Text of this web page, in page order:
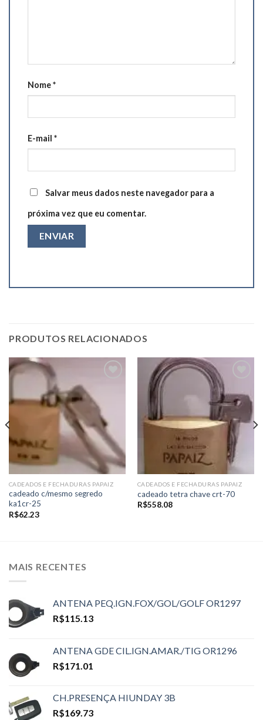
Nome*
E-mail *
Salvar meus dados neste navegador para a
próxima vez que eu comentar.
PRODUTOS RELACIONADOS
CADEADOS E FECHADURAS PAPAIZ
cadeado c/mesmo segredo
ka1cr-25
R$62.23
wishlist
CADEADOS E FECHADURAS PAPAIZ
cadeado tetra chave crt-70
R$558.08
MAIS RECENTES
ANTENA PEQ.IGN.FOX/GOL/GOLF OR1297
R$115.13
ANTENA GDE CIL.IGN.AMAR./TIG OR1296
R$171.01
CH.PRESENÇA HIUNDAY 3B
R$169.73